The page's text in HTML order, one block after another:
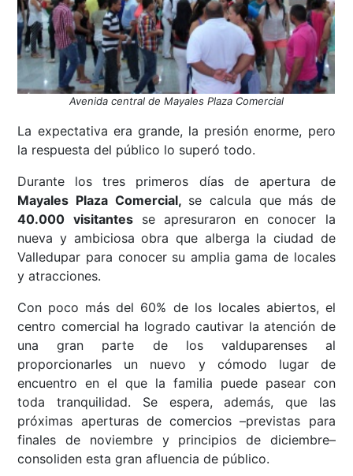
Avenida central de Mayales Plaza Comercial
La expectativa era grande, la presión enorme, pero
la respuesta del público lo superó todo.
Durante los tres primeros días de apertura de
Mayales Plaza Comercial, se calcula que más de
40.000 visitantesse apresuraron en conocer la
nueva y ambiciosa obra que alberga la ciudad de
Valledupar para conocer su amplia gama de locales
y atracciones.
Con poco más del 60% de los locales abiertos, el
centro comercial ha logrado cautivar la atención de
una gran parte de los valduparenses al
proporcionarles un nuevo y cómodo lugar de
encuentro en el que la familia puede pasear con
toda tranquilidad. Se espera, además, que las
próximas aperturas de comercios –previstas para
finales de noviembre y principios de diciembre–
consoliden esta gran afluencia de público.